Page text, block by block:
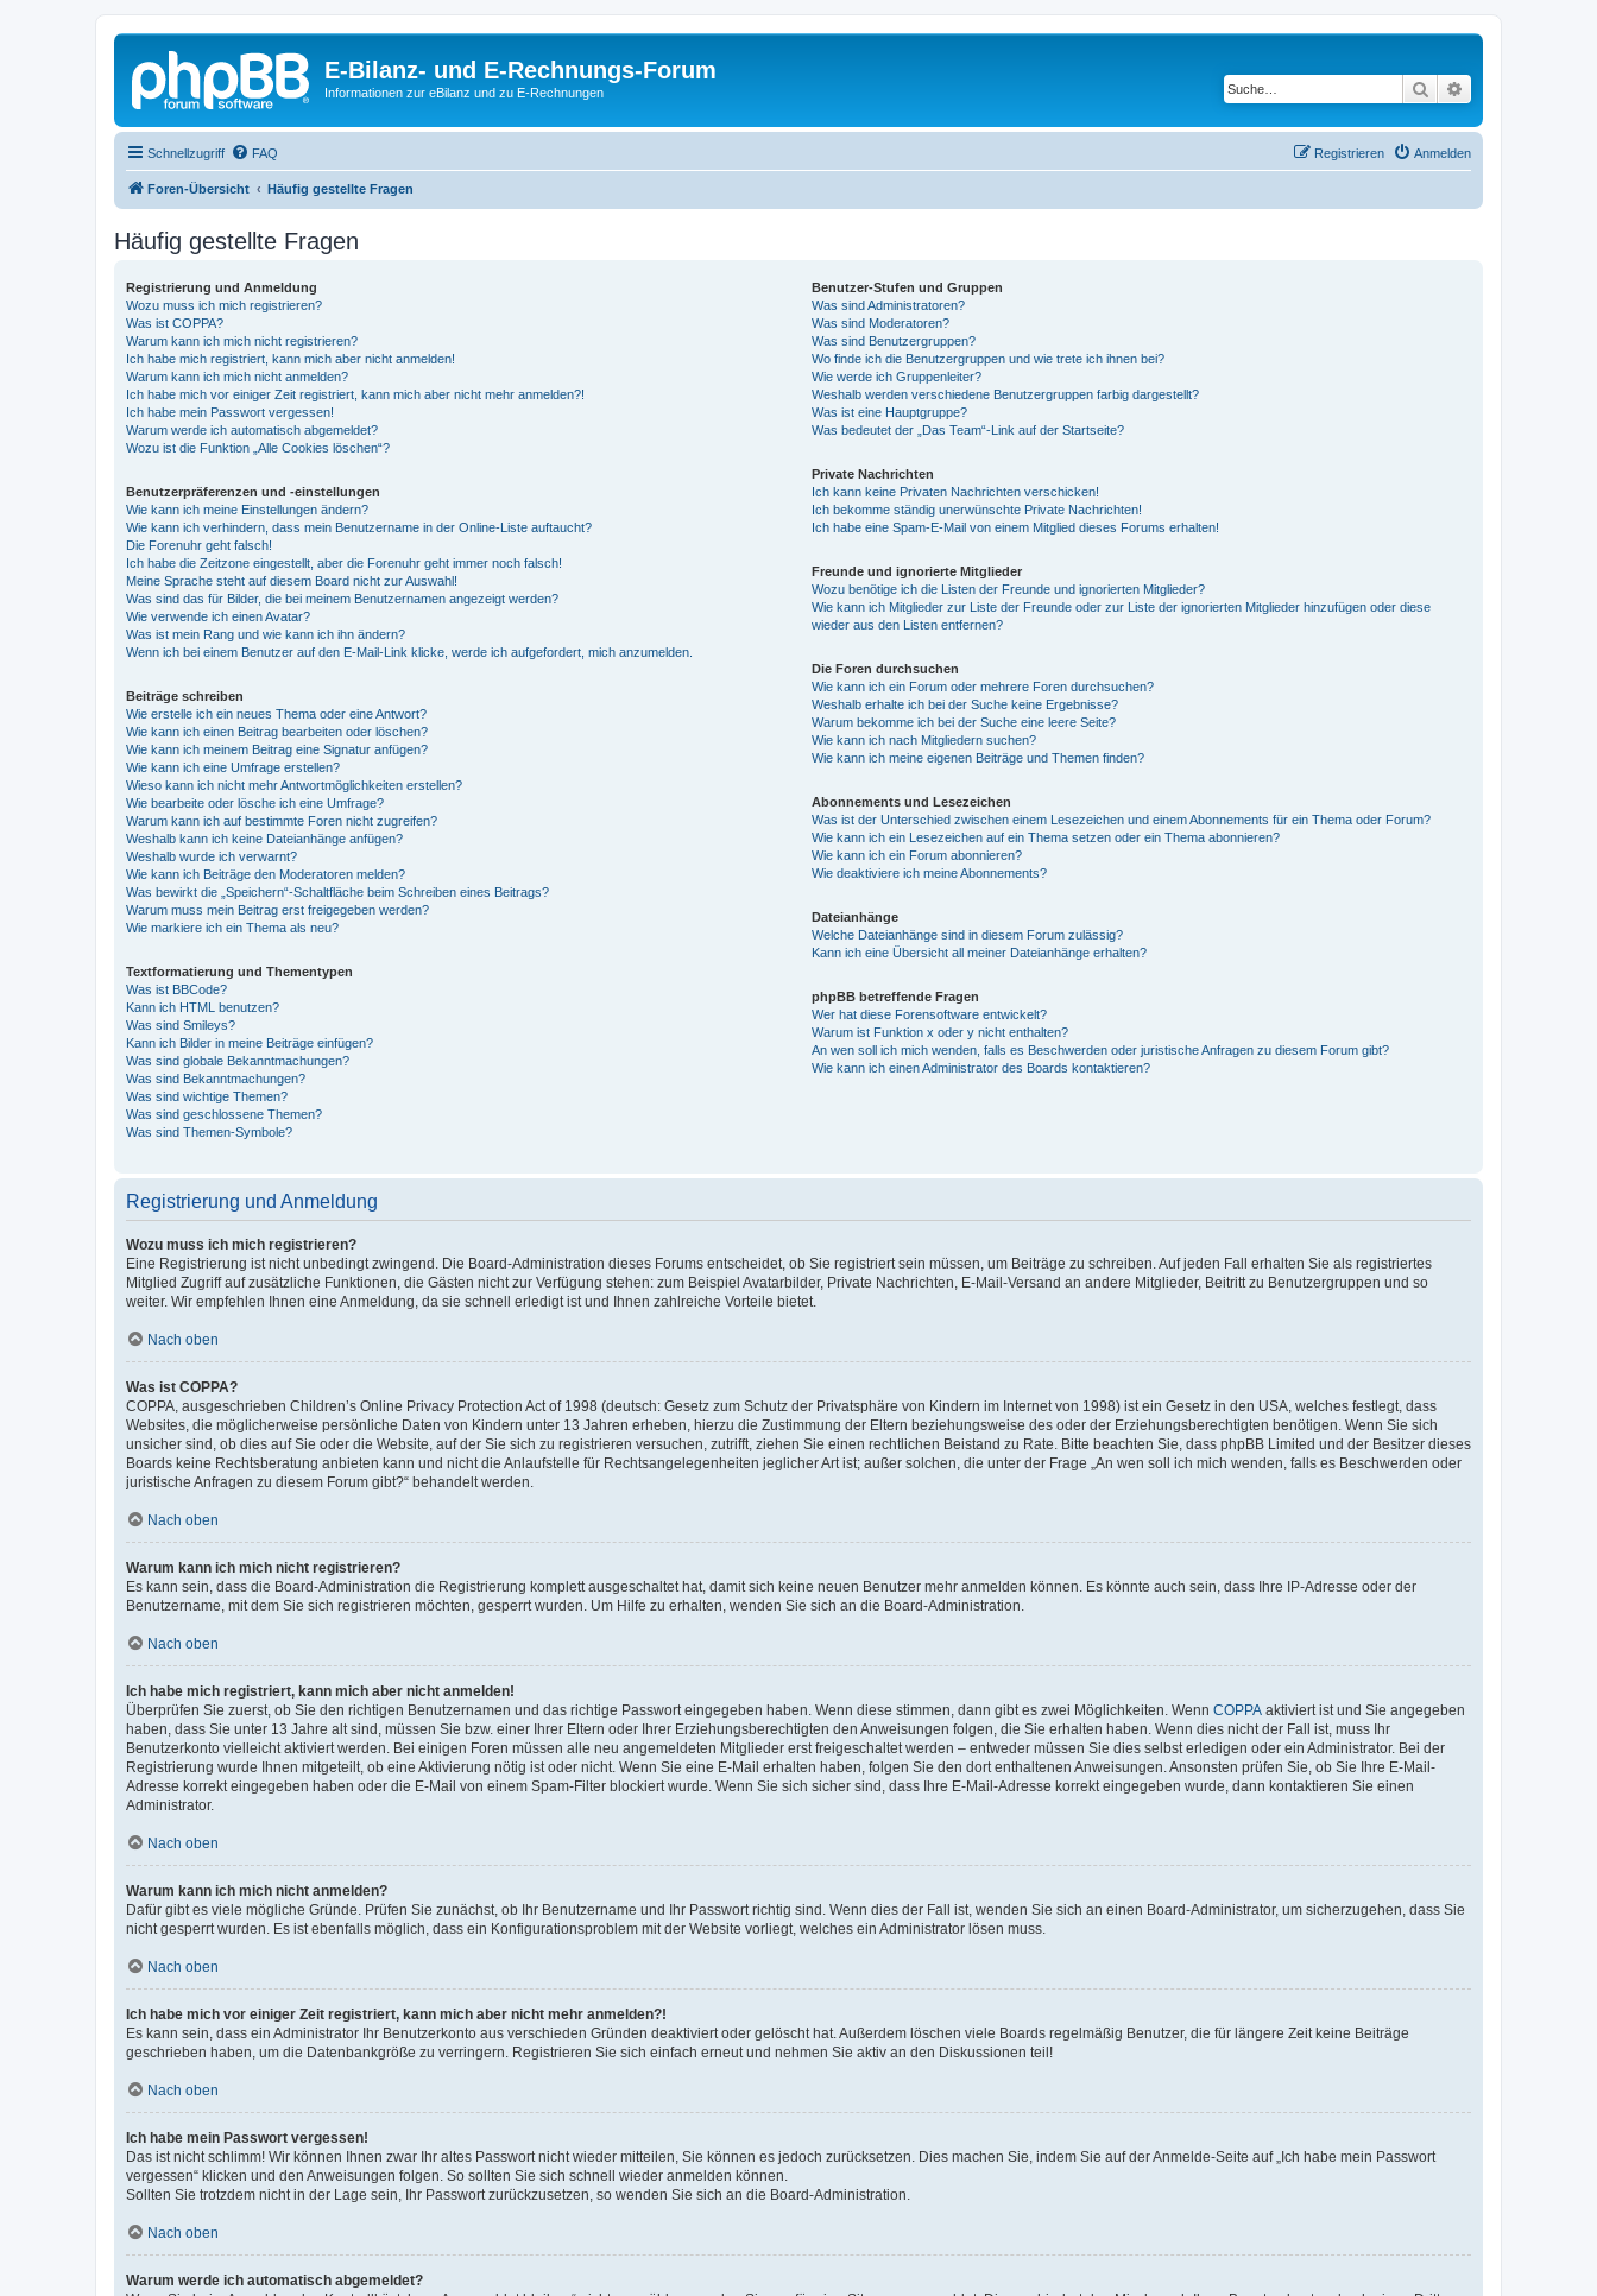
E-Bilanz- und E-Rechnungs-Forum
Informationen zur eBilanz und zu E-Rechnungen Suche
Schnellzugriff FAQ Anmelden
Registrieren
Foren-Übersicht Häufig gestellte Fragen
Häufig gestellte Fragen
Registrierung und Anmeldung
Wozu muss ich mich registrieren?
Was ist COPPA?
Warum kann ich mich nicht registrieren?
Ich habe mich registriert, kann mich aber nicht anmelden!
Warum kann ich mich nicht anmelden?
Ich habe mich vor einiger Zeit registriert, kann mich aber nicht mehr anmelden?!
Ich habe mein Passwort vergessen!
Warum werde ich automatisch abgemeldet?
Wozu ist die Funktion „Alle Cookies löschen“?
Benutzerpräferenzen und -einstellungen
Wie kann ich meine Einstellungen ändern?
Wie kann ich verhindern, dass mein Benutzername in der Online-Liste auftaucht?
Die Forenuhr geht falsch!
Ich habe die Zeitzone eingestellt, aber die Forenuhr geht immer noch falsch!
Meine Sprache steht auf diesem Board nicht zur Auswahl!
Was sind das für Bilder, die bei meinem Benutzernamen angezeigt werden?
Wie verwende ich einen Avatar?
Was ist mein Rang und wie kann ich ihn ändern?
Wenn ich bei einem Benutzer auf den E-Mail-Link klicke, werde ich aufgefordert, mich anzumelden.
Beiträge schreiben
Wie erstelle ich ein neues Thema oder eine Antwort?
Wie kann ich einen Beitrag bearbeiten oder löschen?
Wie kann ich meinem Beitrag eine Signatur anfügen?
Wie kann ich eine Umfrage erstellen?
Wieso kann ich nicht mehr Antwortmöglichkeiten erstellen?
Wie bearbeite oder lösche ich eine Umfrage?
Warum kann ich auf bestimmte Foren nicht zugreifen?
Weshalb kann ich keine Dateianhänge anfügen?
Weshalb wurde ich verwarnt?
Wie kann ich Beiträge den Moderatoren melden?
Was bewirkt die „Speichern“-Schaltfläche beim Schreiben eines Beitrags?
Warum muss mein Beitrag erst freigegeben werden?
Wie markiere ich ein Thema als neu?
Textformatierung und Thementypen
Was ist BBCode?
Kann ich HTML benutzen?
Was sind Smileys?
Kann ich Bilder in meine Beiträge einfügen?
Was sind globale Bekanntmachungen?
Was sind Bekanntmachungen?
Was sind wichtige Themen?
Was sind geschlossene Themen?
Was sind Themen-Symbole?
Benutzer-Stufen und Gruppen
Was sind Administratoren?
Was sind Moderatoren?
Was sind Benutzergruppen?
Wo finde ich die Benutzergruppen und wie trete ich ihnen bei?
Wie werde ich Gruppenleiter?
Weshalb werden verschiedene Benutzergruppen farbig dargestellt?
Was ist eine Hauptgruppe?
Was bedeutet der „Das Team“-Link auf der Startseite?
Private Nachrichten
Ich kann keine Privaten Nachrichten verschicken!
Ich bekomme ständig unerwünschte Private Nachrichten!
Ich habe eine Spam-E-Mail von einem Mitglied dieses Forums erhalten!
Freunde und ignorierte Mitglieder
Wozu benötige ich die Listen der Freunde und ignorierten Mitglieder?
Wie kann ich Mitglieder zur Liste der Freunde oder zur Liste der ignorierten Mitglieder hinzufügen oder diese
wieder aus den Listen entfernen?
Die Foren durchsuchen
Wie kann ich ein Forum oder mehrere Foren durchsuchen?
Weshalb erhalte ich bei der Suche keine Ergebnisse?
Warum bekomme ich bei der Suche eine leere Seite?
Wie kann ich nach Mitgliedern suchen?
Wie kann ich meine eigenen Beiträge und Themen finden?
Abonnements und Lesezeichen
Was ist der Unterschied zwischen einem Lesezeichen und einem Abonnements für ein Thema oder Forum?
Wie kann ich ein Lesezeichen auf ein Thema setzen oder ein Thema abonnieren?
Wie kann ich ein Forum abonnieren?
Wie deaktiviere ich meine Abonnements?
Dateianhänge
Welche Dateianhänge sind in diesem Forum zulässig?
Kann ich eine Übersicht all meiner Dateianhänge erhalten?
phpBB betreffende Fragen
Wer hat diese Forensoftware entwickelt?
Warum ist Funktion x oder y nicht enthalten?
An wen soll ich mich wenden, falls es Beschwerden oder juristische Anfragen zu diesem Forum gibt?
Wie kann ich einen Administrator des Boards kontaktieren?
Registrierung und Anmeldung
Wozu muss ich mich registrieren?
Eine Registrierung ist nicht unbedingt zwingend. Die Board-Administration dieses Forums entscheidet, ob Sie registriert sein müssen, um Beiträge zu schreiben. Auf jeden Fall erhalten Sie als registriertes
Mitglied Zugriff auf zusätzliche Funktionen, die Gästen nicht zur Verfügung stehen: zum Beispiel Avatarbilder, Private Nachrichten, E-Mail-Versand an andere Mitglieder, Beitritt zu Benutzergruppen und so
weiter. Wir empfehlen Ihnen eine Anmeldung, da sie schnell erledigt ist und Ihnen zahlreiche Vorteile bietet.
Nach oben
Was ist COPPA?
COPPA, ausgeschrieben Children’s Online Privacy Protection Act of 1998 (deutsch: Gesetz zum Schutz der Privatsphäre von Kindern im Internet von 1998) ist ein Gesetz in den USA, welches festlegt, dass
Websites, die möglicherweise persönliche Daten von Kindern unter 13 Jahren erheben, hierzu die Zustimmung der Eltern beziehungsweise des oder der Erziehungsberechtigten benötigen. Wenn Sie sich
unsicher sind, ob dies auf Sie oder die Website, auf der Sie sich zu registrieren versuchen, zutrifft, ziehen Sie einen rechtlichen Beistand zu Rate. Bitte beachten Sie, dass phpBB Limited und der Besitzer dieses
Boards keine Rechtsberatung anbieten kann und nicht die Anlaufstelle für Rechtsangelegenheiten jeglicher Art ist; außer solchen, die unter der Frage „An wen soll ich mich wenden, falls es Beschwerden oder
juristische Anfragen zu diesem Forum gibt?“ behandelt werden.
Nach oben
Warum kann ich mich nicht registrieren?
Es kann sein, dass die Board-Administration die Registrierung komplett ausgeschaltet hat, damit sich keine neuen Benutzer mehr anmelden können. Es könnte auch sein, dass Ihre IP-Adresse oder der
Benutzername, mit dem Sie sich registrieren möchten, gesperrt wurden. Um Hilfe zu erhalten, wenden Sie sich an die Board-Administration.
Nach oben
Ich habe mich registriert, kann mich aber nicht anmelden!
Überprüfen Sie zuerst, ob Sie den richtigen Benutzernamen und das richtige Passwort eingegeben haben. Wenn diese stimmen, dann gibt es zwei Möglichkeiten. Wenn COPPA aktiviert ist und Sie angegeben
haben, dass Sie unter 13 Jahre alt sind, müssen Sie bzw. einer Ihrer Eltern oder Ihrer Erziehungsberechtigten den Anweisungen folgen, die Sie erhalten haben. Wenn dies nicht der Fall ist, muss Ihr
Benutzerkonto vielleicht aktiviert werden. Bei einigen Foren müssen alle neu angemeldeten Mitglieder erst freigeschaltet werden – entweder müssen Sie dies selbst erledigen oder ein Administrator. Bei der
Registrierung wurde Ihnen mitgeteilt, ob eine Aktivierung nötig ist oder nicht. Wenn Sie eine E-Mail erhalten haben, folgen Sie den dort enthaltenen Anweisungen. Ansonsten prüfen Sie, ob Sie Ihre E-Mail-
Adresse korrekt eingegeben haben oder die E-Mail von einem Spam-Filter blockiert wurde. Wenn Sie sich sicher sind, dass Ihre E-Mail-Adresse korrekt eingegeben wurde, dann kontaktieren Sie einen
Administrator.
Nach oben
Warum kann ich mich nicht anmelden?
Dafür gibt es viele mögliche Gründe. Prüfen Sie zunächst, ob Ihr Benutzername und Ihr Passwort richtig sind. Wenn dies der Fall ist, wenden Sie sich an einen Board-Administrator, um sicherzugehen, dass Sie
nicht gesperrt wurden. Es ist ebenfalls möglich, dass ein Konfigurationsproblem mit der Website vorliegt, welches ein Administrator lösen muss.
Nach oben
Ich habe mich vor einiger Zeit registriert, kann mich aber nicht mehr anmelden?!
Es kann sein, dass ein Administrator Ihr Benutzerkonto aus verschieden Gründen deaktiviert oder gelöscht hat. Außerdem löschen viele Boards regelmäßig Benutzer, die für längere Zeit keine Beiträge
geschrieben haben, um die Datenbankgröße zu verringern. Registrieren Sie sich einfach erneut und nehmen Sie aktiv an den Diskussionen teil!
Nach oben
Ich habe mein Passwort vergessen!
Das ist nicht schlimm! Wir können Ihnen zwar Ihr altes Passwort nicht wieder mitteilen, Sie können es jedoch zurücksetzen. Dies machen Sie, indem Sie auf der Anmelde-Seite auf „Ich habe mein Passwort
vergessen“ klicken und den Anweisungen folgen. So sollten Sie sich schnell wieder anmelden können.
Sollten Sie trotzdem nicht in der Lage sein, Ihr Passwort zurückzusetzen, so wenden Sie sich an die Board-Administration.
Nach oben
Warum werde ich automatisch abgemeldet?